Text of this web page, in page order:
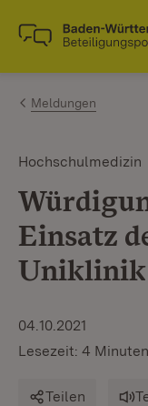
Zum Inhalt
Link zur
Meldungen
Hochschulmedizin
Einsatz
04.10.2021
Lesezeit: 4 Minuten
Teilen